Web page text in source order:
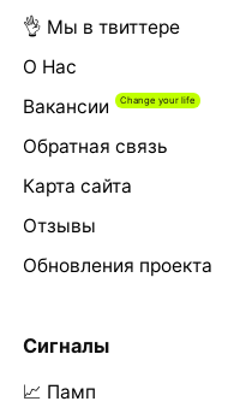
👌 Мы в твиттере
О Нас
Вакансии
Обратная связь
Карта сайта
Отзывы
Обновления проекта
Сигналы
📈 Памп